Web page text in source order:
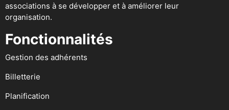
associations à se développer et à améliorer leur
organisation.
Fonctionnalités
Gestion des adhérents
Billetterie
Planification